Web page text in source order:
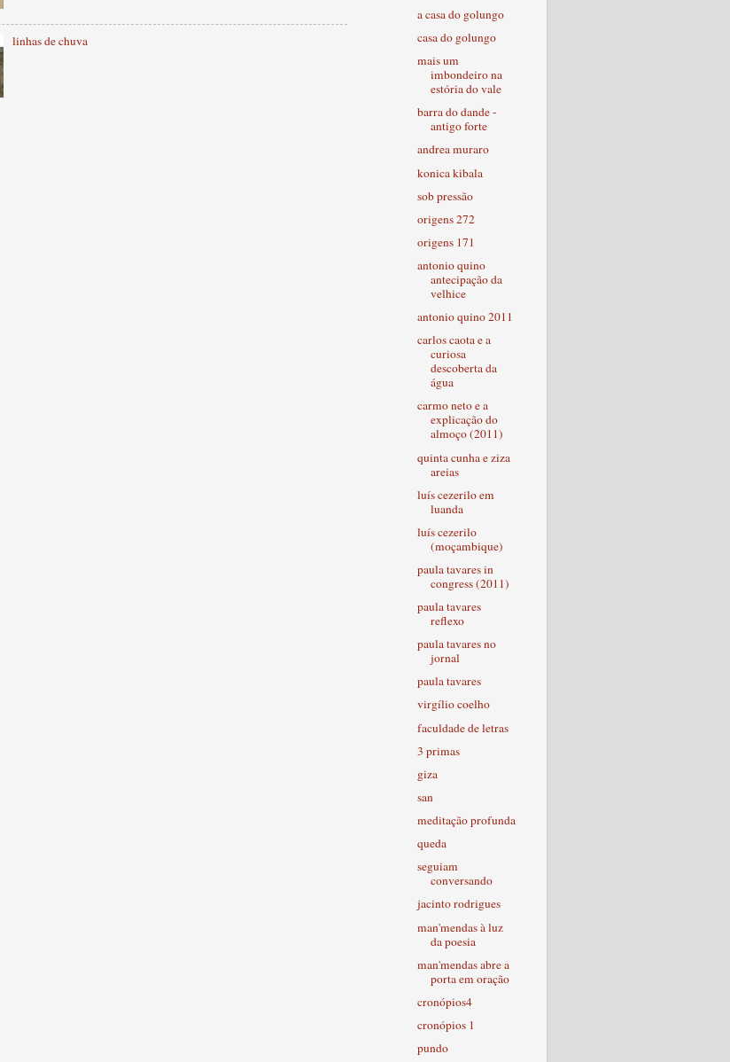
linhas de chuva
a casa do golungo
casa do golungo
mais um
imbondeiro na
estória do vale
barra do dande -
antigo forte
andrea muraro
konica kibala
sob pressão
origens 272
origens 171
antonio quino
antecipação da
velhice
antonio quino 2011
carlos caota e a
curiosa
descoberta da
água
carmo neto e a
explicação do
almoço (2011)
quinta cunha e ziza
areias
luís cezerilo em
luanda
luís cezerilo
(moçambique)
paula tavares in
congress (2011)
paula tavares
reflexo
paula tavares no
jornal
paula tavares
virgílio coelho
faculdade de letras
3 primas
giza
san
meditação profunda
queda
seguiam
conversando
jacinto rodrigues
man'mendas à luz
da poesia
man'mendas abre a
porta em oração
cronópios4
cronópios 1
pundo